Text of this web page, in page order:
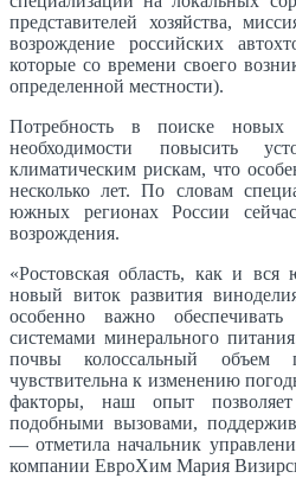
представителей хозяйства,
возрождение российских
которые со времени своего
определенной местности).
Потребность в поиске новых
необходимости повысить
климатическим рискам, что
несколько лет. По словам
южных регионах России
возрождения.
«Ростовская область, как и
новый виток развития
особенно важно
системами минерального
почвы колоссальный объем
чувствительна к изменению
факторы, наш опыт
подобными вызовами,
— отметила начальник
компании ЕвроХим Мария